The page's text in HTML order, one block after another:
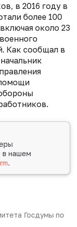
в 2016 году в
более 100
около 23
Как сообщал в
в нашем
.
Госдумы по